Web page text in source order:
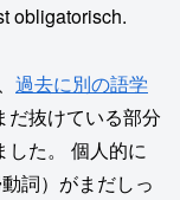
obligatorisch.
過去に別の語学
だ抜けている部分
した。 個人的に
詞）がまだしっ